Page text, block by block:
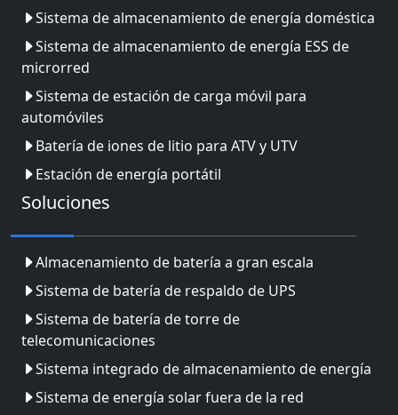
Sistema de almacenamiento de energía doméstica
Sistema de almacenamiento de energía ESS de
microrred
Sistema de estación de carga móvil para
automóviles
Batería de iones de litio para ATV y UTV
Estación de energía portátil
Soluciones
Almacenamiento de batería a gran escala
Sistema de batería de respaldo de UPS
Sistema de batería de torre de
telecomunicaciones
Sistema integrado de almacenamiento de energía
Sistema de energía solar fuera de la red